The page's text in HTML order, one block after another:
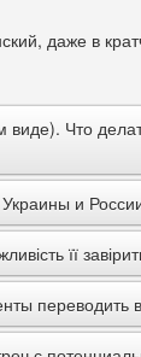
даже в
Что
связаться с
не
на
язык,
языке
и
назвав
офисом
її
переводить